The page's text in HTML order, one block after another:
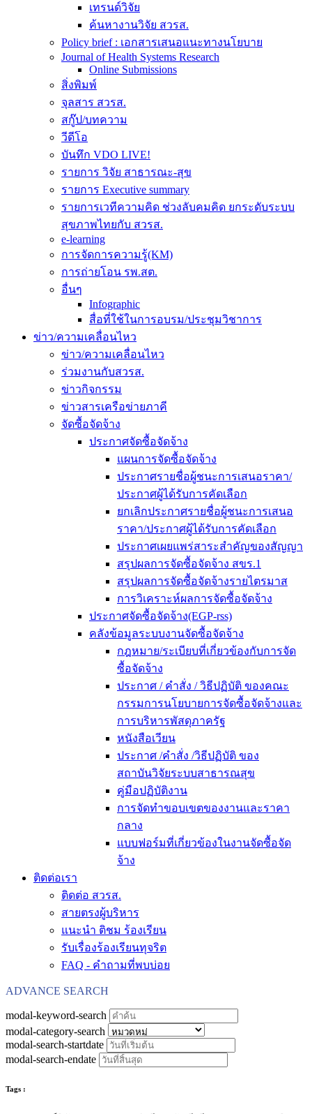
เทรนด์วิจัย
ค้นหางานวิจัย สวรส.
Policy brief : เอกสารเสนอแนะทางนโยบาย
Journal of Health Systems Research
Online Submissions
สิ่งพิมพ์
จุลสาร สวรส.
สกู๊ป/บทความ
วีดีโอ
บันทึก VDO LIVE!
รายการ วิจัย สาธารณะ-สุข
รายการ Executive summary
รายการเวทีความคิด ช่วงลับคมคิด ยกระดับระบบ
สุขภาพไทยกับ สวรส.
e-learning
การจัดการความรู้(KM)
การถ่ายโอน รพ.สต.
อื่นๆ
Infographic
สื่อที่ใช้ในการอบรม/ประชุมวิชาการ
ข่าว/ความเคลื่อนไหว
ข่าว/ความเคลื่อนไหว
ร่วมงานกับสวรส.
ข่าวกิจกรรม
ข่าวสารเครือข่ายภาคี
จัดซื้อจัดจ้าง
ประกาศจัดซื้อจัดจ้าง
แผนการจัดซื้อจัดจ้าง
ประกาศรายชื่อผู้ชนะการเสนอราคา/
ประกาศผู้ได้รับการคัดเลือก
ยกเลิกประกาศรายชื่อผู้ชนะการเสนอ
ราคา/ประกาศผู้ได้รับการคัดเลือก
ประกาศเผยแพร่สาระสำคัญของสัญญา
สรุปผลการจัดซื้อจัดจ้าง สขร.1
สรุปผลการจัดซื้อจัดจ้างรายไตรมาส
การวิเคราะห์ผลการจัดซื้อจัดจ้าง
ประกาศจัดซื้อจัดจ้าง(EGP-rss)
คลังข้อมูลระบบงานจัดซื้อจัดจ้าง
กฎหมาย/ระเบียบที่เกี่ยวข้องกับการจัด
ซื้อจัดจ้าง
ประกาศ / คำสั่ง / วิธีปฏิบัติ ของคณะ
กรรมการนโยบายการจัดซื้อจัดจ้างและ
การบริหารพัสดุภาครัฐ
หนังสือเวียน
ประกาศ /คำสั่ง /วิธีปฏิบัติ ของ
สถาบันวิจัยระบบสาธารณสุข
คู่มือปฏิบัติงาน
การจัดทำขอบเขตของงานและราคา
กลาง
แบบฟอร์มที่เกี่ยวข้องในงานจัดซื้อจัด
จ้าง
ติดต่อเรา
ติดต่อ สวรส.
สายตรงผู้บริหาร
แนะนำ ติชม ร้องเรียน
รับเรื่องร้องเรียนทุจริต
FAQ - คำถามที่พบบ่อย
ADVANCE SEARCH
modal-keyword-search
modal-category-search
modal-search-startdate
modal-search-endate
Tags :